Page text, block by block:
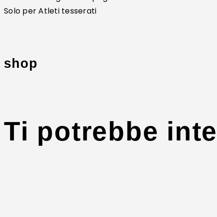
Solo per Atleti tesserati
shop
Ti potrebbe